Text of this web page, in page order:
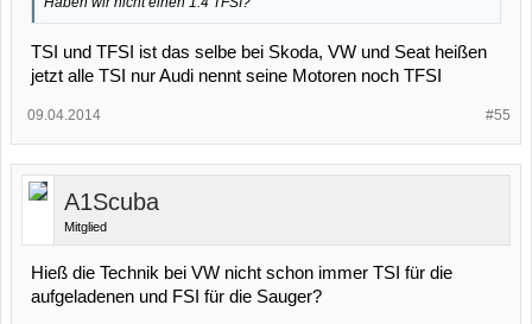
TSI und TFSI ist das selbe bei Skoda, VW und Seat heißen
jetzt alle TSI nur Audi nennt seine Motoren noch TFSI
#55
09.04.2014
A1Scuba
Mitglied
Hieß die Technik bei VW nicht schon immer TSI für die
aufgeladenen und FSI für die Sauger?